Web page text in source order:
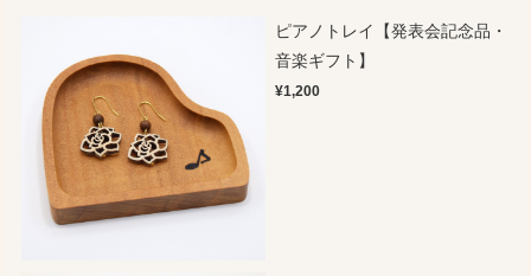
ピアノトレイ【発表会記念品・
音楽ギフト】
¥1,200